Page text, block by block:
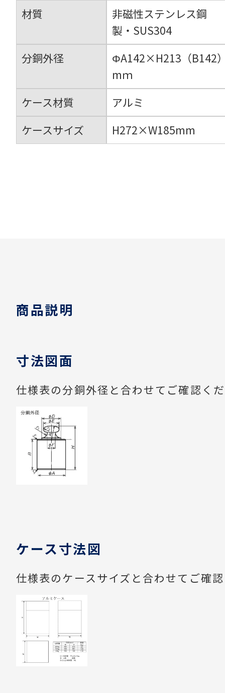
材質
非磁性ステンレス鋼
製・SUS304
分銅外径
ΦA142×H213（B142
mｍ
ケース材質
アルミ
ケースサイズ
H272×W185mm
商品説明
寸法図面
仕様表の分銅外径と合わせてご確認く
ケース寸法図
仕様表のケースサイズと合わせてご確